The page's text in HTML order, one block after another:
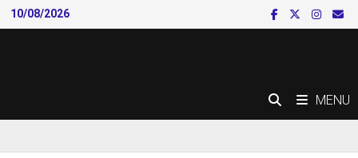
Skip
to
10/08/2026
MENU